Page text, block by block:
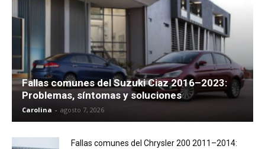
Fallas comunes del Suzuki Ciaz 2016–2023:
Problemas, síntomas y soluciones
Carolina - agosto 7, 2026
Fallas comunes del Chrysler 200 2011–2014: